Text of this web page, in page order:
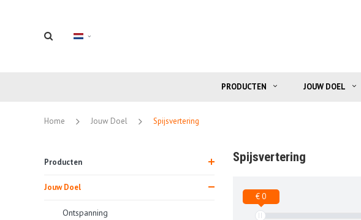
PRODUCTEN JOUW DOEL
Home Jouw Doel Spijsvertering
Producten
Jouw Doel
Ontspanning
Spijsvertering
€ 0